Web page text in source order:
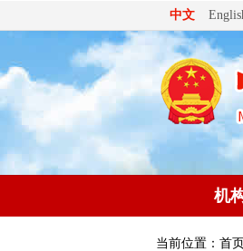
中文
机
当前位置： 首页